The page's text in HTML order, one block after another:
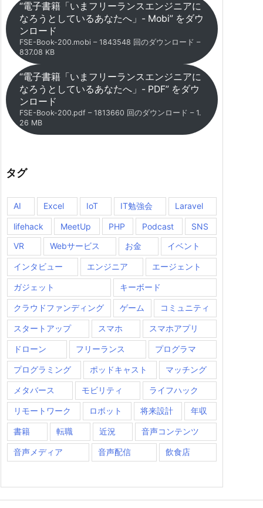
“電子書籍「いまフリーランスエンジニアに
なろうとしているあなたへ」- Mobi” をダウ
ンロード
FSE-Book-200.mobi – 1843548 回のダウンロード –
837.08 KB
“電子書籍「いまフリーランスエンジニアに
なろうとしているあなたへ」- PDF” をダウ
ンロード
FSE-Book-200.pdf – 1813660 回のダウンロード – 1.
26 MB
タグ
AI Excel IoT IT勉強会 Laravel
lifehack MeetUp PHP Podcast
SNS
VR
Webサービス お金 イベント
インタビュー エンジニア エージェント
ガジェット キーボード
クラウドファンディング ゲーム コミュニティ
スタートアップ スマホ スマホアプリ
ドローン フリーランス プログラマ
プログラミング ポッドキャスト マッチング
メタバース モビリティ ライフハック
リモートワーク ロボット 将来設計 年収
書籍 転職 近況 音声コンテンツ
音声メディア 音声配信 飲食店